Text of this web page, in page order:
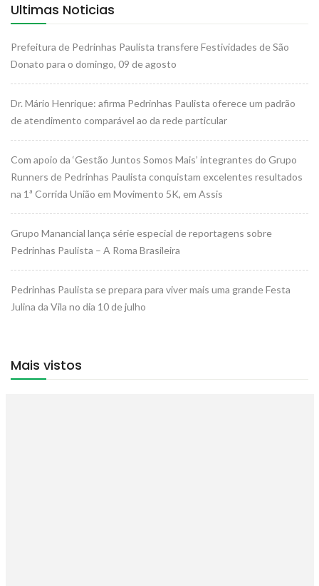
Ultimas Noticias
Prefeitura de Pedrinhas Paulista transfere Festividades de São
Donato para o domingo, 09 de agosto
Dr. Mário Henrique: afirma Pedrinhas Paulista oferece um padrão
de atendimento comparável ao da rede particular
Com apoio da ‘Gestão Juntos Somos Mais’ integrantes do Grupo
Runners de Pedrinhas Paulista conquistam excelentes resultados
na 1ª Corrida União em Movimento 5K, em Assis
Grupo Manancial lança série especial de reportagens sobre
Pedrinhas Paulista – A Roma Brasileira
Pedrinhas Paulista se prepara para viver mais uma grande Festa
Julina da Vila no dia 10 de julho
Mais vistos